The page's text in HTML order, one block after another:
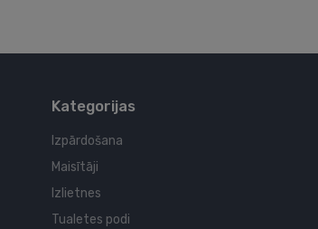
Kategorijas
Izpārdošana
Maisītāji
Izlietnes
Tualetes podi